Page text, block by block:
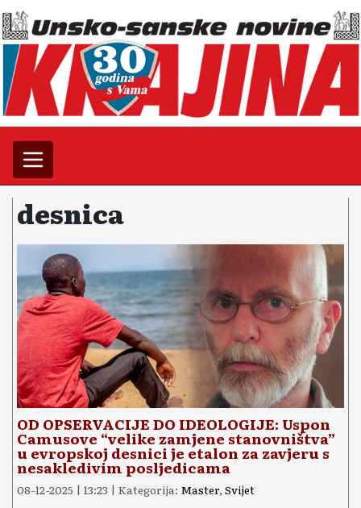
desnica
OD OPSERVACIJE DO IDEOLOGIJE: Uspon
Camusove “velike zamjene stanovništva”
u evropskoj desnici je etalon za zavjeru s
nesakledivim posljedicama
08-12-2025 | 13:23 | Kategorija: Master, Svijet